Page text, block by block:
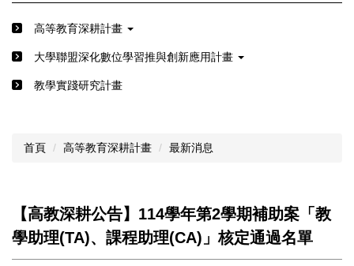
高等教育深耕計畫
⼤學聯盟深化數位學習推與創新應⽤計畫
教學實踐研究計畫
首頁 高等教育深耕計畫 最新消息
【高教深耕公告】114學年第2學期補助案「教
學助理(TA)、課程助理(CA)」核定通過名單